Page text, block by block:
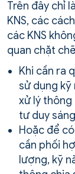
Trên đây chỉ
KNS, các
các KNS
quan chặt
Khi cần ra
sử dụng kỹ
xử lý thông
tư duy
Hoặc để
cần phối
lượng, kỹ